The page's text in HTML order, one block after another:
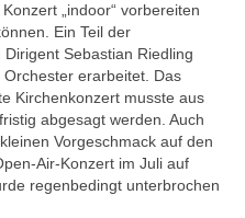
„indoor“ vorbereiten
Ein Teil der
Sebastian Riedling
erarbeitet. Das
Kirchenkonzert musste aus
abgesagt werden. Auch
Vorgeschmack auf den
Air-Konzert im Juli auf
regenbedingt unterbrochen